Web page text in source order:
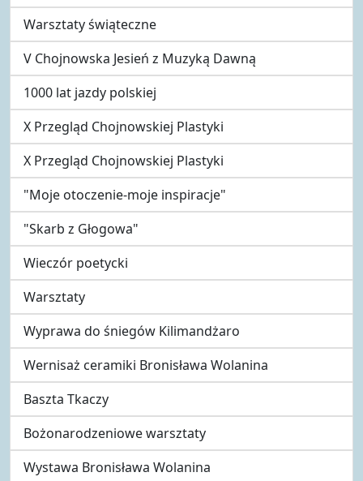
Warsztaty świąteczne
V Chojnowska Jesień z Muzyką Dawną
1000 lat jazdy polskiej
X Przegląd Chojnowskiej Plastyki
X Przegląd Chojnowskiej Plastyki
"Moje otoczenie-moje inspiracje"
"Skarb z Głogowa"
Wieczór poetycki
Warsztaty
Wyprawa do śniegów Kilimandżaro
Wernisaż ceramiki Bronisława Wolanina
Baszta Tkaczy
Bożonarodzeniowe warsztaty
Wystawa Bronisława Wolanina